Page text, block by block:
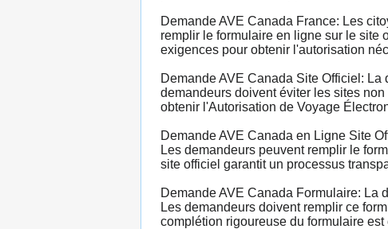
Demande AVE Canada France: Les
remplir le formulaire en ligne sur le site
exigences pour obtenir l'autorisation
Demande AVE Canada Site Officiel:
demandeurs doivent éviter les sites
obtenir l'Autorisation de Voyage
Demande AVE Canada en Ligne Site
Les demandeurs peuvent remplir le
site officiel garantit un processus
Demande AVE Canada Formulaire: La
Les demandeurs doivent remplir ce
complétion rigoureuse du formulaire